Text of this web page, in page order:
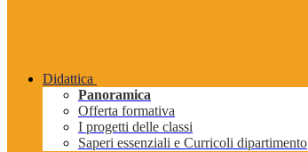
Didattica
Panoramica
Offerta formativa
I progetti delle classi
Saperi essenziali e Curricoli dipartimento